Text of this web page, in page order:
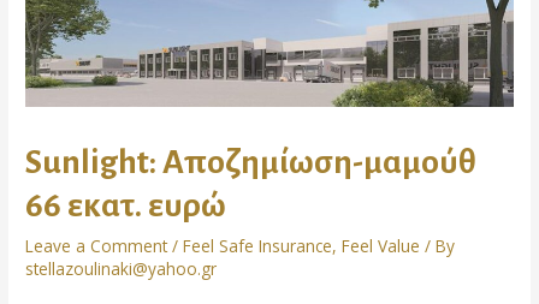
Sunlight: Αποζημίωση-μαμούθ
66 εκατ. ευρώ
Leave a Comment /Feel Safe Insurance,Feel Value / By
stellazoulinaki@yahoo.gr